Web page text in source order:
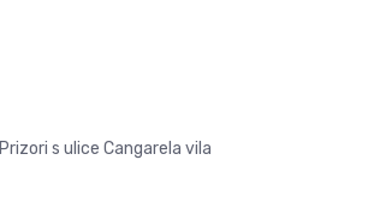
Prizori s ulice Cangarela vila